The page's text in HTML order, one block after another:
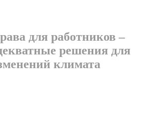
для работников –
решения для
климата